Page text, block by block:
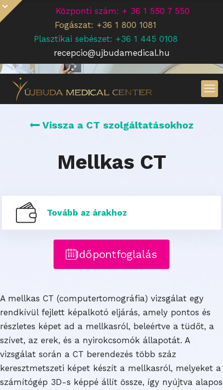
Központi szám: + 36 1 550 7 550
Fogászat: +36 1 800 1081
Plasztikai sebészet: +36 1 445 0108
recepcio@ujbudamedical.hu
Vissza a CT szolgáltatásokhoz
Mellkas CT
Tovább az árakhoz
Időpontfoglalás
A mellkas CT (computertomográfia) vizsgálat egy
rendkívül fejlett képalkotó eljárás, amely pontos és
részletes képet ad a mellkasról, beleértve a tüdőt, a
szívet, az erek, és a nyirokcsomók állapotát. A
vizsgálat során a CT berendezés több száz
keresztmetszeti képet készít a mellkasról, melyeket a
számítógép 3D-s képpé állít össze, így nyújtva alapos